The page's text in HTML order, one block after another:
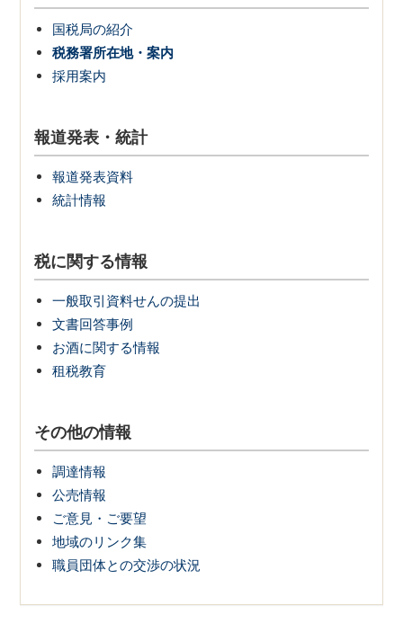
国税局の紹介
税務署所在地・案内
採用案内
報道発表・統計
報道発表資料
統計情報
税に関する情報
一般取引資料せんの提出
文書回答事例
お酒に関する情報
租税教育
その他の情報
調達情報
公売情報
ご意見・ご要望
地域のリンク集
職員団体との交渉の状況